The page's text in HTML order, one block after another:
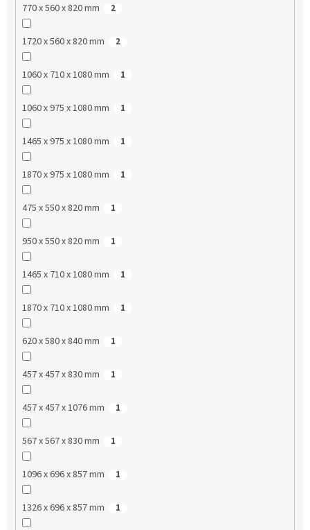
770 x 560 x 820 mm 2
1720 x 560 x 820 mm 2
1060 x 710 x 1080 mm 1
1060 x 975 x 1080 mm 1
1465 x 975 x 1080 mm 1
1870 x 975 x 1080 mm 1
475 x 550 x 820 mm 1
950 x 550 x 820 mm 1
1465 x 710 x 1080 mm 1
1870 x 710 x 1080 mm 1
620 x 580 x 840 mm 1
457 x 457 x 830 mm 1
457 x 457 x 1076 mm 1
567 x 567 x 830 mm 1
1096 x 696 x 857 mm 1
1326 x 696 x 857 mm 1